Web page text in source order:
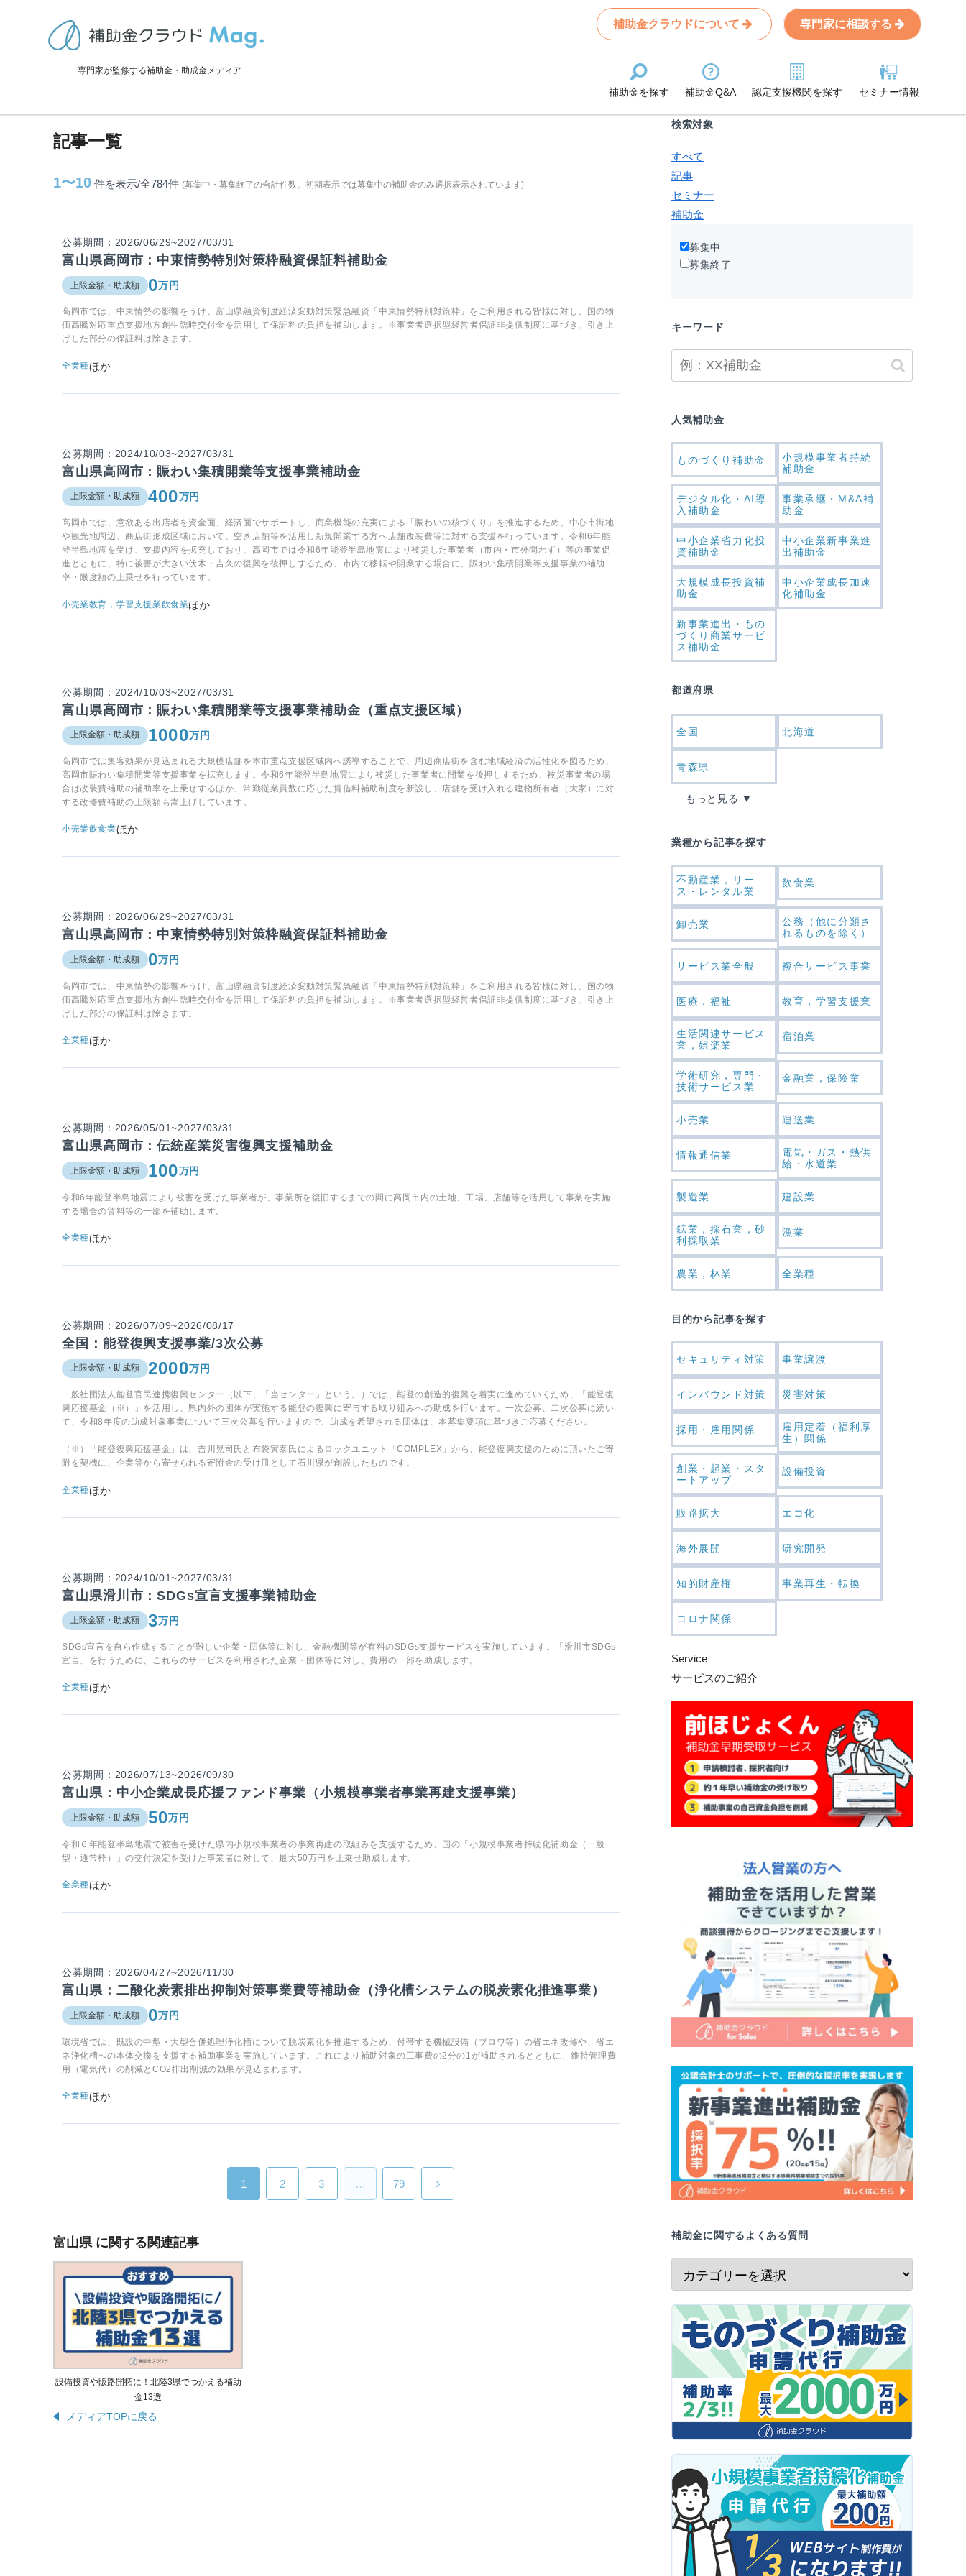
専門家が監修する補助金・助成金メディア
補助金クラウドについて 専門家に相談する
補助金を探す 補助金Q&A 認定支援機関を探す セミナー情報
>補助金・助成金詳細
富山県に関連する記事
記事一覧
1〜10 件を表示/全784件 (募集中・募集終了の合計件数。初期表示では募集中の補助金のみ選択表示されています)
公募期間：2026/06/29~2027/03/31
富山県高岡市：中東情勢特別対策枠融資保証料補助金
上限金額・助成額 0万円
高岡市では、中東情勢の影響をうけ、富山県融資制度経済変動対策緊急融資「中東情勢特別対策枠」をご利用される皆様に対し、国の物
価高騰対応重点支援地方創生臨時交付金を活用して保証料の負担を補助します。※事業者選択型経営者保証非提供制度に基づき、引き上
げした部分の保証料は除きます。
全業種ほか
公募期間：2024/10/03~2027/03/31
富山県高岡市：賑わい集積開業等支援事業補助金
上限金額・助成額 400万円
高岡市では、意欲ある出店者を資金面、経済面でサポートし、商業機能の充実による「賑わいの核づくり」を推進するため、中心市街地
や観光地周辺、商店街形成区域において、空き店舗等を活用し新規開業する方へ店舗改装費等に対する支援を行っています。令和6年能
登半島地震を受け、支援内容を拡充しており、高岡市では令和6年能登半島地震により被災した事業者（市内・市外問わず）等の事業促
進とともに、特に被害が大きい伏木・吉久の復興を後押しするため、市内で移転や開業する場合に、賑わい集積開業等支援事業の補助
率・限度額の上乗せを行っています。
小売業教育，学習支援業飲食業ほか
公募期間：2024/10/03~2027/03/31
富山県高岡市：賑わい集積開業等支援事業補助金（重点支援区域）
上限金額・助成額 1000万円
高岡市では集客効果が見込まれる大規模店舗を本市重点支援区域内へ誘導することで、周辺商店街を含む地域経済の活性化を図るため、
高岡市賑わい集積開業等支援事業を拡充します。令和6年能登半島地震により被災した事業者に開業を後押しするため、被災事業者の場
合は改装費補助の補助率を上乗せするほか、常勤従業員数に応じた賃借料補助制度を新設し、店舗を受け入れる建物所有者（大家）に対
する改修費補助の上限額も嵩上げしています。
小売業飲食業ほか
公募期間：2026/06/29~2027/03/31
富山県高岡市：中東情勢特別対策枠融資保証料補助金
上限金額・助成額 0万円
高岡市では、中東情勢の影響をうけ、富山県融資制度経済変動対策緊急融資「中東情勢特別対策枠」をご利用される皆様に対し、国の物
価高騰対応重点支援地方創生臨時交付金を活用して保証料の負担を補助します。※事業者選択型経営者保証非提供制度に基づき、引き上
げした部分の保証料は除きます。
全業種ほか
公募期間：2026/05/01~2027/03/31
富山県高岡市：伝統産業災害復興支援補助金
上限金額・助成額 100万円
令和6年能登半島地震により被害を受けた事業者が、事業所を復旧するまでの間に高岡市内の土地、工場、店舗等を活用して事業を実施
する場合の賃料等の一部を補助します。
全業種ほか
公募期間：2026/07/09~2026/08/17
全国：能登復興支援事業/3次公募
上限金額・助成額 2000万円
一般社団法人能登官民連携復興センター（以下、「当センター」という。）では、能登の創造的復興を着実に進めていくため、「能登復
興応援基金（※）」を活用し、県内外の団体が実施する能登の復興に寄与する取り組みへの助成を行います。一次公募、二次公募に続い
て、令和8年度の助成対象事業について三次公募を行いますので、助成を希望される団体は、本募集要項に基づきご応募ください。
（※）「能登復興応援基金」は、吉川晃司氏と布袋寅泰氏によるロックユニット「COMPLEX」から、能登復興支援のために頂いたご寄
附を契機に、企業等から寄せられる寄附金の受け皿として石川県が創設したものです。
全業種ほか
公募期間：2024/10/01~2027/03/31
富山県滑川市：SDGs宣言支援事業補助金
上限金額・助成額 3万円
SDGs宣言を自ら作成することが難しい企業・団体等に対し、金融機関等が有料のSDGs支援サービスを実施しています。「滑川市SDGs
宣言」を行うために、これらのサービスを利用された企業・団体等に対し、費用の一部を助成します。
全業種ほか
公募期間：2026/07/13~2026/09/30
富山県：中小企業成長応援ファンド事業（小規模事業者事業再建支援事業）
上限金額・助成額 50万円
令和６年能登半島地震で被害を受けた県内小規模事業者の事業再建の取組みを支援するため、国の「小規模事業者持続化補助金（一般
型・通常枠）」の交付決定を受けた事業者に対して、最大50万円を上乗せ助成します。
全業種ほか
公募期間：2026/04/27~2026/11/30
富山県：二酸化炭素排出抑制対策事業費等補助金（浄化槽システムの脱炭素化推進事業）
上限金額・助成額 0万円
環境省では、既設の中型・大型合併処理浄化槽について脱炭素化を推進するため、付帯する機械設備（ブロワ等）の省エネ改修や、省エ
ネ浄化槽への本体交換を支援する補助事業を実施しています。これにより補助対象の工事費の2分の1が補助されるとともに、維持管理費
用（電気代）の削減とCO2排出削減の効果が見込まれます。
全業種ほか
1 2 3 … 79
富山県 に関する関連記事
設備投資や販路開拓に！北陸3県でつかえる補助
金13選
メディアTOPに戻る
Search
条件から記事を探す
検索対象
すべて
記事
セミナー
補助金
募集中
募集終了
キーワード
人気補助金
ものづくり補助金
小規模事業者持続
補助金
デジタル化・AI導
入補助金
事業承継・M&A補
助金
中小企業省力化投
資補助金
中小企業新事業進
出補助金
大規模成長投資補
助金
中小企業成長加速
化補助金
新事業進出・もの
づくり商業サービ
ス補助金
都道府県
全国 北海道
青森県
もっと見る
業種から記事を探す
不動産業，リー
ス・レンタル業
飲食業
卸売業
公務（他に分類さ
れるものを除く）
サービス業全般 複合サービス事業
医療，福祉 教育，学習支援業
生活関連サービス
業，娯楽業
宿泊業
学術研究，専門・
技術サービス業
金融業，保険業
小売業 運送業
情報通信業
電気・ガス・熱供
給・水道業
製造業 建設業
鉱業，採石業，砂
利採取業
漁業
農業，林業 全業種
目的から記事を探す
セキュリティ対策 事業譲渡
インバウンド対策 災害対策
採用・雇用関係
雇用定着（福利厚
生）関係
創業・起業・スタ
ートアップ
設備投資
販路拡大 エコ化
海外展開 研究開発
知的財産権 事業再生・転換
コロナ関係
Service
サービスのご紹介
補助金に関するよくある質問